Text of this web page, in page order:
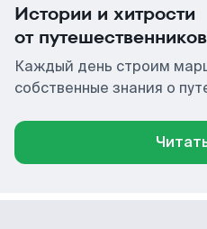
Истории и хитрости
от путешественников
Каждый день строим
собственные знания о